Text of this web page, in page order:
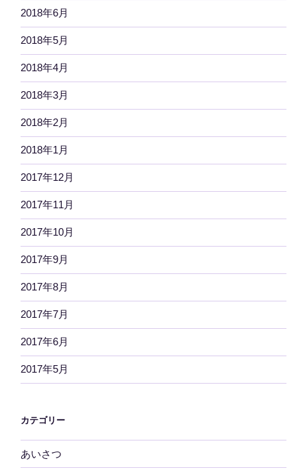
2018年6月
2018年5月
2018年4月
2018年3月
2018年2月
2018年1月
2017年12月
2017年11月
2017年10月
2017年9月
2017年8月
2017年7月
2017年6月
2017年5月
カテゴリー
あいさつ